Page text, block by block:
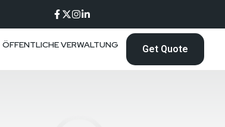
ÖFFENTLICHE VERWALTUNG Get Quote